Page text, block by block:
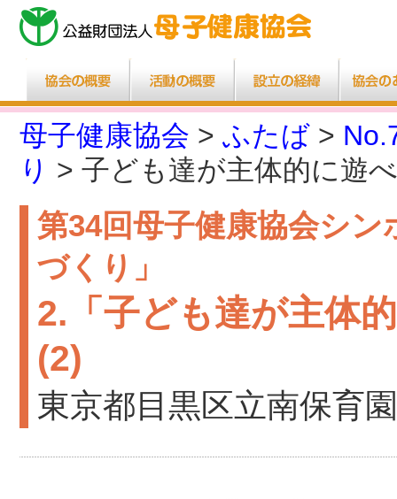
母子健康協会 > ふたば >
り > 子ども達が主体的に遊
第34回母子健康協会シ
づくり」
2.「子ども達が主体
(2)
東京都目黒区立南保